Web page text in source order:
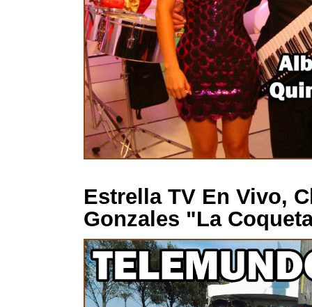
Estrella TV En Vivo,
Gonzales "La